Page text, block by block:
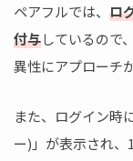
ペアフルでは、 ロ
付与しているので
異性にアプローチ
また、ログイン時
ー)」が表示され